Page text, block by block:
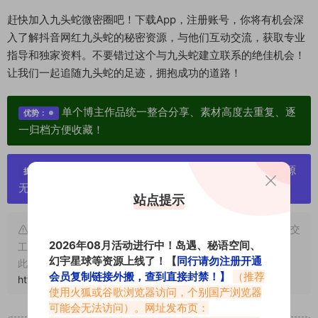
赶快加入九头蛇微密圈吧！下载App，注册账号，你将有机会深
入了解抖音网红九头蛇的秘密资源，与他们互动交流，获取专业
指导和独家资料。不要错过这个与九头蛇建立联系的绝佳机会！
让我们一起追随九头蛇的足迹，拥抱成功的道路！
优势：
单个博主作品统一整合分享、素材高度去重复、逐
一归档方便收藏！
提示：
严禁搬运资源链接，一经发现封号处理，素材资源
无露点、需求请绕道，关闭本站网页！
申明：本文资源均来源网友分享，若侵犯了您的权限可以提交
工单处理。
此外本文章皆属于原创文章，转载请注明出处！原文链接：
https://www.abcjyw.com/1683.html
站点提示
2026年08月活动进行中！岛遇、秘语空间、
幻宇星球等资源上线了！【同行请勿注册开通
会员复制链接外搬，查到直接封禁！】
（推荐
使用火狐或谷歌浏览器访问，个别国产浏览器
可能会无法访问）。网址发布页：